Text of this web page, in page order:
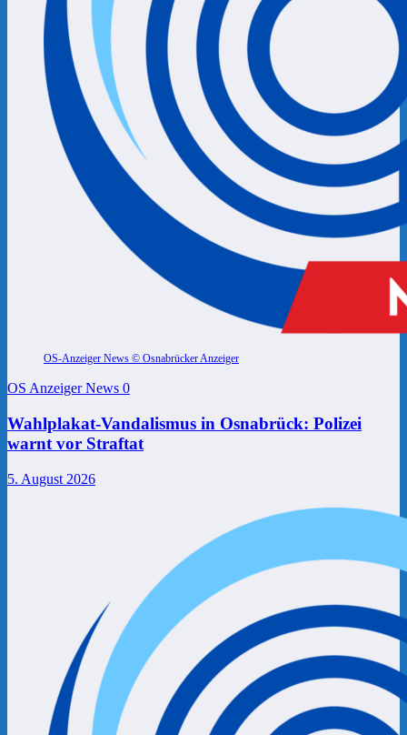
OS-Anzeiger News © Osnabrücker Anzeiger
OS Anzeiger News 0
Wahlplakat-Vandalismus in Osnabrück: Polizei
warnt vor Straftat
5. August 2026